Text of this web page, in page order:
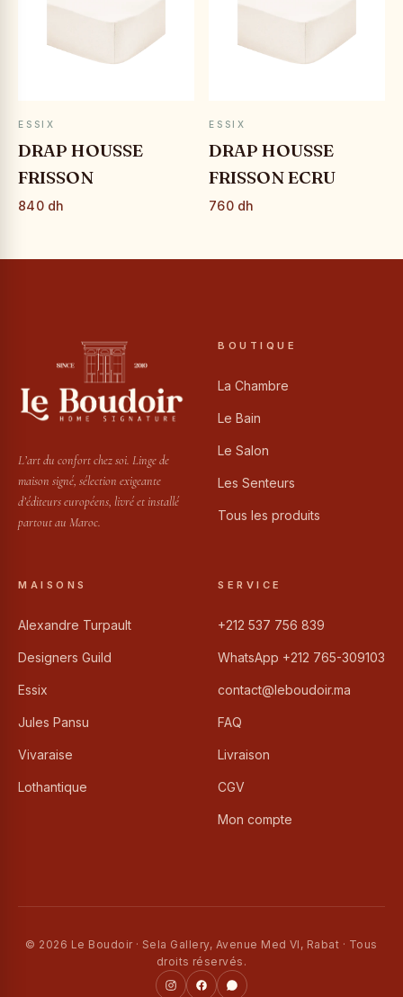
APERÇU RAPIDE
ESSIX
DRAP HOUSSE
FRISSON
840 dh
APERÇU RAPIDE
ESSIX
DRAP HOUSSE
FRISSON ECRU
760 dh
L’art du confort chez soi. Linge de
maison signé, sélection exigeante
d’éditeurs européens, livré et installé
partout au Maroc.
BOUTIQUE
La Chambre
Le Bain
Le Salon
Les Senteurs
Tous les produits
MAISONS
Alexandre Turpault
Designers Guild
Essix
Jules Pansu
Vivaraise
Lothantique
SERVICE
+212 537 756 839
WhatsApp +212 765-309103
contact@leboudoir.ma
FAQ
Livraison
CGV
Mon compte
© 2026 Le Boudoir · Sela Gallery, Avenue Med VI, Rabat · Tous
droits réservés.